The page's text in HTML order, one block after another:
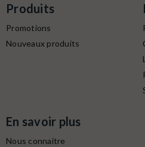
Produits
Promotions
Nouveaux produits
En savoir plus
Nous connaitre